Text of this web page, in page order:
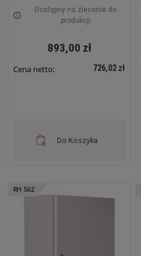
płytą montażową RH-
331-SS-7035 Szafa
Dostępny na zlecenie do
produkcji
893,00 zł
Cena netto: 726,02 zł
Do Koszyka
RH 562